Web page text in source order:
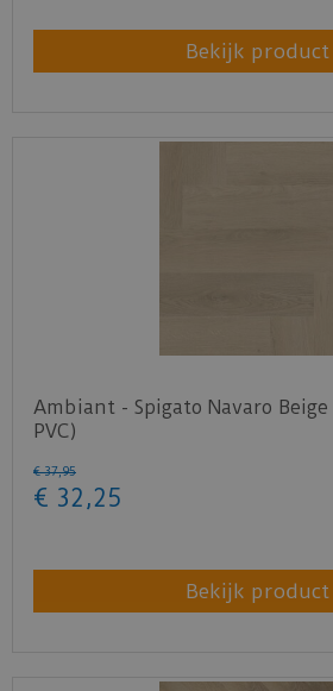
Bekijk product
Ambiant - Spigato Navaro
PVC)
€ 37,95
€ 32 ,25
Bekijk product